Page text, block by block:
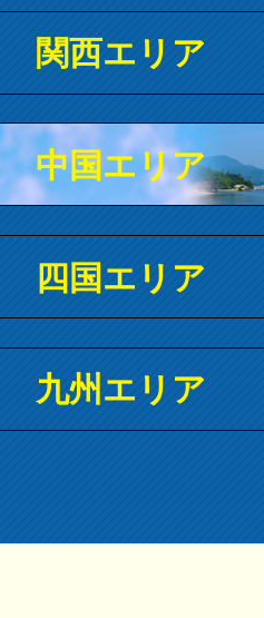
関西エリア
中国エリア
四国エリア
九州エリア